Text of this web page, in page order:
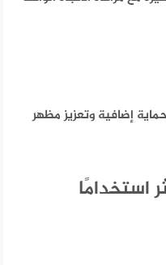
إضافية وتعزيز مظهر
استخدامًا